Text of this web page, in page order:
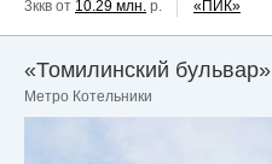
3ккв от 10.29 млн. р.
«ПИК»
«Томилинский бульвар»
Метро Котельники